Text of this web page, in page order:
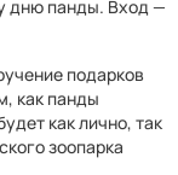
дню панды. Вход —
подарков
как панды
как лично, так
зоопарка